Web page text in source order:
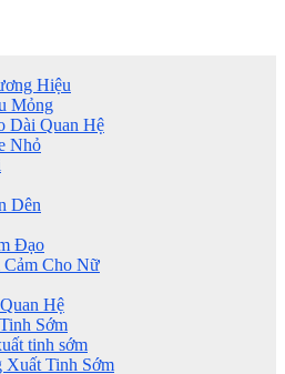
Hiệu
Mỏng
Dài Quan Hệ
Nhỏ
Dên
Đạo
Cho Nữ
Hệ
Sớm
tinh sớm
Xuất Tinh Sớm